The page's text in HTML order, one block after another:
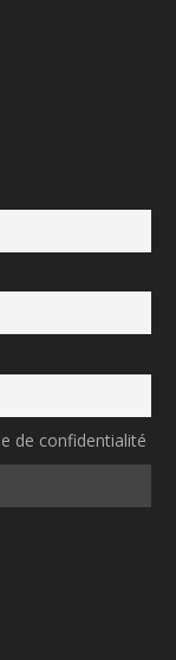
de confidentialité